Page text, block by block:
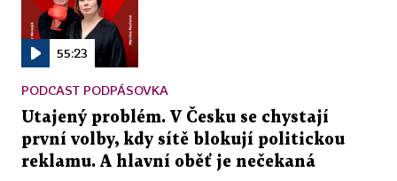
55:23
PODCAST PODPÁSOVKA
Utajený problém. V Česku se chystají
první volby, kdy sítě blokují politickou
reklamu. A hlavní oběť je nečekaná